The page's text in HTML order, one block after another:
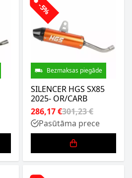
-5%
Bezmaksas piegāde
SILENCER HGS SX85
2025- OR/CARB
286,17 €301,23 €
Pasūtāma prece